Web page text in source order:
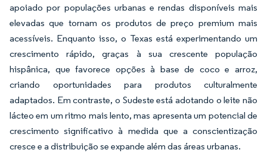
apoiado por populações urbanas e rendas disponíveis mais
elevadas que tornam os produtos de preço premium mais
acessíveis. Enquanto isso, o Texas está experimentando um
crescimento rápido, graças à sua crescente população
hispânica, que favorece opções à base de coco e arroz,
criando oportunidades para produtos culturalmente
adaptados. Em contraste, o Sudeste está adotando o leite não
lácteo em um ritmo mais lento, mas apresenta um potencial de
crescimento significativo à medida que a conscientização
cresce e a distribuição se expande além das áreas urbanas.